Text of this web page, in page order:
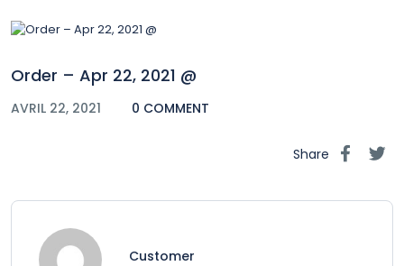
Order – Apr 22, 2021 @
AVRIL 22, 2021 0 COMMENT
Share
Customer